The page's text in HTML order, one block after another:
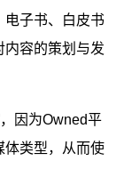
电子书、白皮书
内容的策划与发
因为Owned平
体类型，从而使